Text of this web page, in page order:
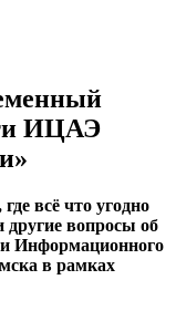
ИЦАЭ
всё что угодно
другие вопросы об
Информационного
в рамках